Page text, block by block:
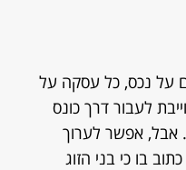
על נכס, כל עסקה על
לעבור דרך כונס
אבל, אפשר לערוך
בו כי בני הזוג